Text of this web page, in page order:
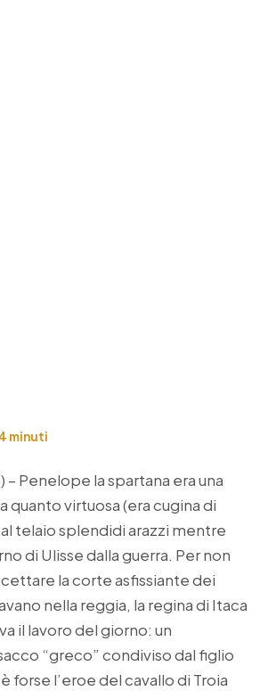
4 minuti
– Penelope la spartana era una
quanto virtuosa (era cugina di
al telaio splendidi arazzi mentre
di Ulisse dalla guerra. Per non
la corte asfissiante dei
nella reggia, la regina di Itaca
il lavoro del giorno: un
“greco” condiviso dal figlio
forse l’eroe del cavallo di Troia